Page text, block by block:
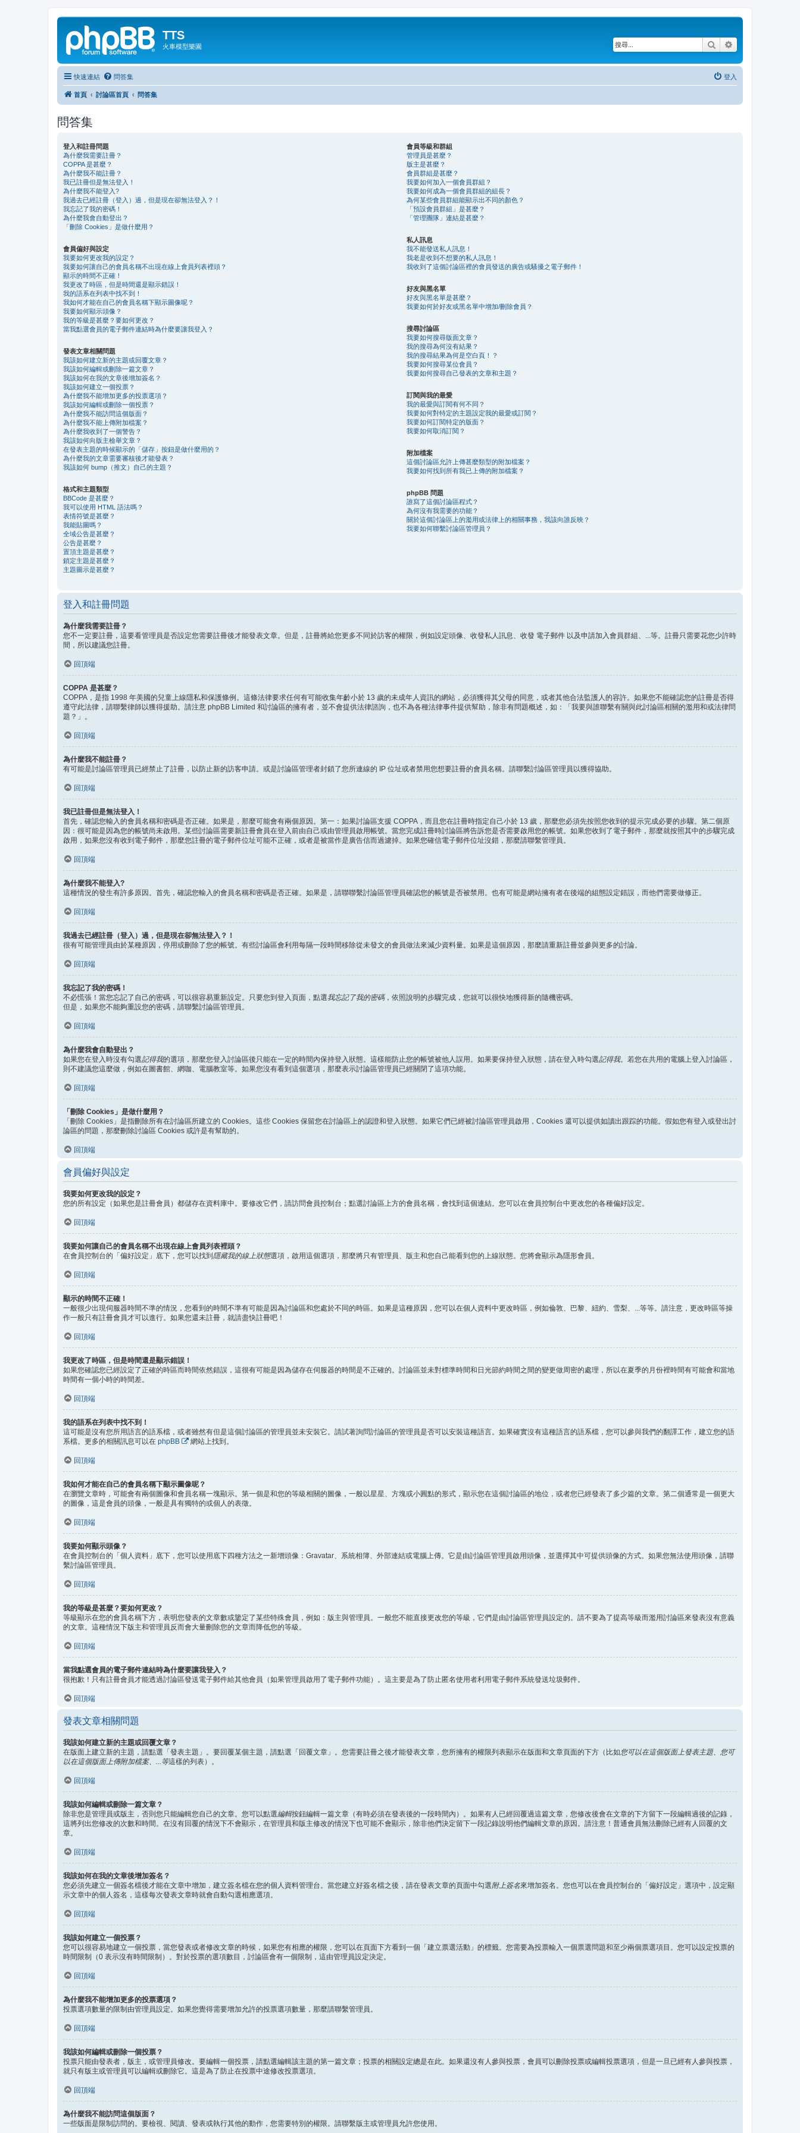
TTS
火車模型樂園 搜尋
快速連結 問答集 登入
首頁 討論區首頁 問答集
問答集
登入和註冊問題
為什麼我需要註冊？
COPPA 是甚麼？
為什麼我不能註冊？
我已註冊但是無法登入！
為什麼我不能登入?
我過去已經註冊（登入）過，但是現在卻無法登入？！
我忘記了我的密碼！
為什麼我會自動登出？
「刪除 Cookies」是做什麼用？
會員偏好與設定
我要如何更改我的設定？
我要如何讓自己的會員名稱不出現在線上會員列表裡頭？
顯示的時間不正確！
我更改了時區，但是時間還是顯示錯誤！
我的語系在列表中找不到！
我如何才能在自己的會員名稱下顯示圖像呢？
我要如何顯示頭像？
我的等級是甚麼？要如何更改？
當我點選會員的電子郵件連結時為什麼要讓我登入？
發表文章相關問題
我該如何建立新的主題或回覆文章？
我該如何編輯或刪除一篇文章？
我該如何在我的文章後增加簽名？
我該如何建立一個投票？
為什麼我不能增加更多的投票選項？
我該如何編輯或刪除一個投票？
為什麼我不能訪問這個版面？
為什麼我不能上傳附加檔案？
為什麼我收到了一個警告？
我該如何向版主檢舉文章？
在發表主題的時候顯示的「儲存」按鈕是做什麼用的？
為什麼我的文章需要審核後才能發表？
我該如何 bump（推文）自己的主題？
格式和主題類型
BBCode 是甚麼？
我可以使用 HTML 語法嗎？
表情符號是甚麼？
我能貼圖嗎？
全域公告是甚麼？
公告是甚麼？
置頂主題是甚麼？
鎖定主題是甚麼？
主題圖示是甚麼？
會員等級和群組
管理員是甚麼？
版主是甚麼？
會員群組是甚麼？
我要如何加入一個會員群組？
我要如何成為一個會員群組的組長？
為何某些會員群組能顯示出不同的顏色？
「預設會員群組」是甚麼？
「管理團隊」連結是甚麼？
私人訊息
我不能發送私人訊息！
我老是收到不想要的私人訊息！
我收到了這個討論區裡的會員發送的廣告或騷擾之電子郵件！
好友與黑名單
好友與黑名單是甚麼？
我要如何於好友或黑名單中增加/刪除會員？
搜尋討論區
我要如何搜尋版面文章？
我的搜尋為何沒有結果？
我的搜尋結果為何是空白頁！？
我要如何搜尋某位會員？
我要如何搜尋自己發表的文章和主題？
訂閱與我的最愛
我的最愛與訂閱有何不同？
我要如何對特定的主題設定我的最愛或訂閱？
我要如何訂閱特定的版面？
我要如何取消訂閱？
附加檔案
這個討論區允許上傳甚麼類型的附加檔案？
我要如何找到所有我已上傳的附加檔案？
phpBB 問題
誰寫了這個討論區程式？
為何沒有我需要的功能？
關於這個討論區上的濫用或法律上的相關事務，我該向誰反映？
我要如何聯繫討論區管理員？
登入和註冊問題
為什麼我需要註冊？
您不一定要註冊，這要看管理員是否設定您需要註冊後才能發表文章。但是，註冊將給您更多不同於訪客的權限，例如設定頭像、收發私人訊息、收發 電子郵件 以及申請加入會員群組、...等。註冊只需要花您少許時
間，所以建議您註冊。
回頂端
COPPA 是甚麼？
COPPA，是指 1998 年美國的兒童上線隱私和保護條例。這條法律要求任何有可能收集年齡小於 13 歲的未成年人資訊的網站，必須獲得其父母的同意，或者其他合法監護人的容許。如果您不能確認您的註冊是否得
遵守此法律，請聯繫律師以獲得援助。請注意 phpBB Limited 和討論區的擁有者，並不會提供法律諮詢，也不為各種法律事件提供幫助，除非有問題概述，如：「我要與誰聯繫有關與此討論區相關的濫用和或法律問
題？」。
回頂端
為什麼我不能註冊？
有可能是討論區管理員已經禁止了註冊，以防止新的訪客申請。或是討論區管理者封鎖了您所連線的 IP 位址或者禁用您想要註冊的會員名稱。請聯繫討論區管理員以獲得協助。
回頂端
我已註冊但是無法登入！
首先，確認您輸入的會員名稱和密碼是否正確。如果是，那麼可能會有兩個原因。第一：如果討論區支援 COPPA，而且您在註冊時指定自己小於 13 歲，那麼您必須先按照您收到的提示完成必要的步驟。第二個原
因：很可能是因為您的帳號尚未啟用。某些討論區需要新註冊會員在登入前由自己或由管理員啟用帳號。當您完成註冊時討論區將告訴您是否需要啟用您的帳號。如果您收到了電子郵件，那麼就按照其中的步驟完成
啟用，如果您沒有收到電子郵件，那麼您註冊的電子郵件位址可能不正確，或者是被當作是廣告信而過濾掉。如果您確信電子郵件位址沒錯，那麼請聯繫管理員。
回頂端
為什麼我不能登入?
這種情況的發生有許多原因。首先，確認您輸入的會員名稱和密碼是否正確。如果是，請聯聯繫討論區管理員確認您的帳號是否被禁用。也有可能是網站擁有者在後端的組態設定錯誤，而他們需要做修正。
回頂端
我過去已經註冊（登入）過，但是現在卻無法登入？！
很有可能管理員由於某種原因，停用或刪除了您的帳號。有些討論區會利用每隔一段時間移除從未發文的會員做法來減少資料量。如果是這個原因，那麼請重新註冊並參與更多的討論。
回頂端
我忘記了我的密碼！
不必慌張！當您忘記了自己的密碼，可以很容易重新設定。只要您到登入頁面，點選我忘記了我的密碼，依照說明的步驟完成，您就可以很快地獲得新的隨機密碼。
但是，如果您不能夠重設您的密碼，請聯繫討論區管理員。
回頂端
為什麼我會自動登出？
如果您在登入時沒有勾選記得我的選項，那麼您登入討論區後只能在一定的時間內保持登入狀態。這樣能防止您的帳號被他人誤用。如果要保持登入狀態，請在登入時勾選記得我。若您在共用的電腦上登入討論區，
則不建議您這麼做，例如在圖書館、網咖、電腦教室等。如果您沒有看到這個選項，那麼表示討論區管理員已經關閉了這項功能。
回頂端
「刪除 Cookies」是做什麼用？
「刪除 Cookies」是指刪除所有在討論區所建立的 Cookies。這些 Cookies 保留您在討論區上的認證和登入狀態。如果它們已經被討論區管理員啟用，Cookies 還可以提供如讀出跟踪的功能。假如您有登入或登出討
論區的問題，那麼刪除討論區 Cookies 或許是有幫助的。
回頂端
會員偏好與設定
我要如何更改我的設定？
您的所有設定（如果您是註冊會員）都儲存在資料庫中。要修改它們，請訪問會員控制台；點選討論區上方的會員名稱，會找到這個連結。您可以在會員控制台中更改您的各種偏好設定。
回頂端
我要如何讓自己的會員名稱不出現在線上會員列表裡頭？
在會員控制台的「偏好設定」底下，您可以找到隱藏我的線上狀態選項，啟用這個選項，那麼將只有管理員、版主和您自己能看到您的上線狀態。您將會顯示為隱形會員。
回頂端
顯示的時間不正確！
一般很少出現伺服器時間不準的情況，您看到的時間不準有可能是因為討論區和您處於不同的時區。如果是這種原因，您可以在個人資料中更改時區，例如倫敦、巴黎、紐約、雪梨、...等等。請注意，更改時區等操
作一般只有註冊會員才可以進行。如果您還未註冊，就請盡快註冊吧！
回頂端
我更改了時區，但是時間還是顯示錯誤！
如果您確認您已經設定了正確的時區而時間依然錯誤，這很有可能是因為儲存在伺服器的時間是不正確的。討論區並未對標準時間和日光節約時間之間的變更做周密的處理，所以在夏季的月份裡時間有可能會和當地
時間有一個小時的時間差。
回頂端
我的語系在列表中找不到！
這可能是沒有您所用語言的語系檔，或者雖然有但是這個討論區的管理員並未安裝它。請試著詢問討論區的管理員是否可以安裝這種語言。如果確實沒有這種語言的語系檔，您可以參與我們的翻譯工作，建立您的語
系檔。更多的相關訊息可以在 phpBB 網站上找到。
回頂端
我如何才能在自己的會員名稱下顯示圖像呢？
在瀏覽文章時，可能會有兩個圖像和會員名稱一塊顯示。第一個是和您的等級相關的圖像，一般以星星、方塊或小圓點的形式，顯示您在這個討論區的地位，或者您已經發表了多少篇的文章。第二個通常是一個更大
的圖像，這是會員的頭像，一般是具有獨特的或個人的表徵。
回頂端
我要如何顯示頭像？
在會員控制台的「個人資料」底下，您可以使用底下四種方法之一新增頭像：Gravatar、系統相簿、外部連結或電腦上傳。它是由討論區管理員啟用頭像，並選擇其中可提供頭像的方式。如果您無法使用頭像，請聯
繫討論區管理員。
回頂端
我的等級是甚麼？要如何更改？
等級顯示在您的會員名稱下方，表明您發表的文章數或鑒定了某些特殊會員，例如：版主與管理員。一般您不能直接更改您的等級，它們是由討論區管理員設定的。請不要為了提高等級而濫用討論區來發表沒有意義
的文章。這種情況下版主和管理員反而會大量刪除您的文章而降低您的等級。
回頂端
當我點選會員的電子郵件連結時為什麼要讓我登入？
很抱歉！只有註冊會員才能透過討論區發送電子郵件給其他會員（如果管理員啟用了電子郵件功能）。這主要是為了防止匿名使用者利用電子郵件系統發送垃圾郵件。
回頂端
發表文章相關問題
我該如何建立新的主題或回覆文章？
在版面上建立新的主題，請點選「發表主題」。要回覆某個主題，請點選「回覆文章」。您需要註冊之後才能發表文章，您所擁有的權限列表顯示在版面和文章頁面的下方（比如您可以在這個版面上發表主題、您可
以在這個版面上傳附加檔案、...等這樣的列表）。
回頂端
我該如何編輯或刪除一篇文章？
除非您是管理員或版主，否則您只能編輯您自己的文章。您可以點選編輯按鈕編輯一篇文章（有時必須在發表後的一段時間內）。如果有人已經回覆過這篇文章，您修改後會在文章的下方留下一段編輯過後的記錄，
這將列出您修改的次數和時間。在沒有回覆的情況下不會顯示，在管理員和版主修改的情況下也可能不會顯示，除非他們決定留下一段記錄說明他們編輯文章的原因。請注意！普通會員無法刪除已經有人回覆的文
章。
回頂端
我該如何在我的文章後增加簽名？
您必須先建立一個簽名檔後才能在文章中增加，建立簽名檔在您的個人資料管理台。當您建立好簽名檔之後，請在發表文章的頁面中勾選附上簽名來增加簽名。您也可以在會員控制台的「偏好設定」選項中，設定顯
示文章中的個人簽名，這樣每次發表文章時就會自動勾選相應選項。
回頂端
我該如何建立一個投票？
您可以很容易地建立一個投票，當您發表或者修改文章的時候，如果您有相應的權限，您可以在頁面下方看到一個「建立票選活動」的標籤。您需要為投票輸入一個票選問題和至少兩個票選項目。您可以設定投票的
時間限制（0 表示沒有時間限制）。對於投票的選項數目，討論區會有一個限制，這由管理員設定決定。
回頂端
為什麼我不能增加更多的投票選項？
投票選項數量的限制由管理員設定。如果您覺得需要增加允許的投票選項數量，那麼請聯繫管理員。
回頂端
我該如何編輯或刪除一個投票？
投票只能由發表者，版主，或管理員修改。要編輯一個投票，請點選編輯該主題的第一篇文章；投票的相關設定總是在此。如果還沒有人參與投票，會員可以刪除投票或編輯投票選項，但是一旦已經有人參與投票，
就只有版主或管理員可以編輯或刪除它。這是為了防止在投票中途修改投票選項。
回頂端
為什麼我不能訪問這個版面？
一些版面是限制訪問的。要檢視、閱讀、發表或執行其他的動作，您需要特別的權限。請聯繫版主或管理員允許您使用。